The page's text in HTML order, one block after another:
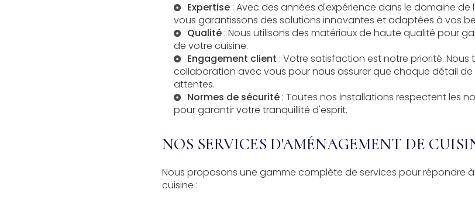
Expertise : Avec des années d'expérience dans le domaine de l'
vous garantissons des solutions innovantes et adaptées à vos
Qualité : Nous utilisons des matériaux de haute qualité pour
de votre cuisine.
Engagement client : Votre satisfaction est notre priorité. Nous
collaboration avec vous pour nous assurer que chaque détail
attentes.
Normes de sécurité : Toutes nos installations respectent les
pour garantir votre tranquillité d'esprit.
NOS SERVICES D'AMÉNAGEMENT DE
Nous proposons une gamme complète de services pour répondre
cuisine :